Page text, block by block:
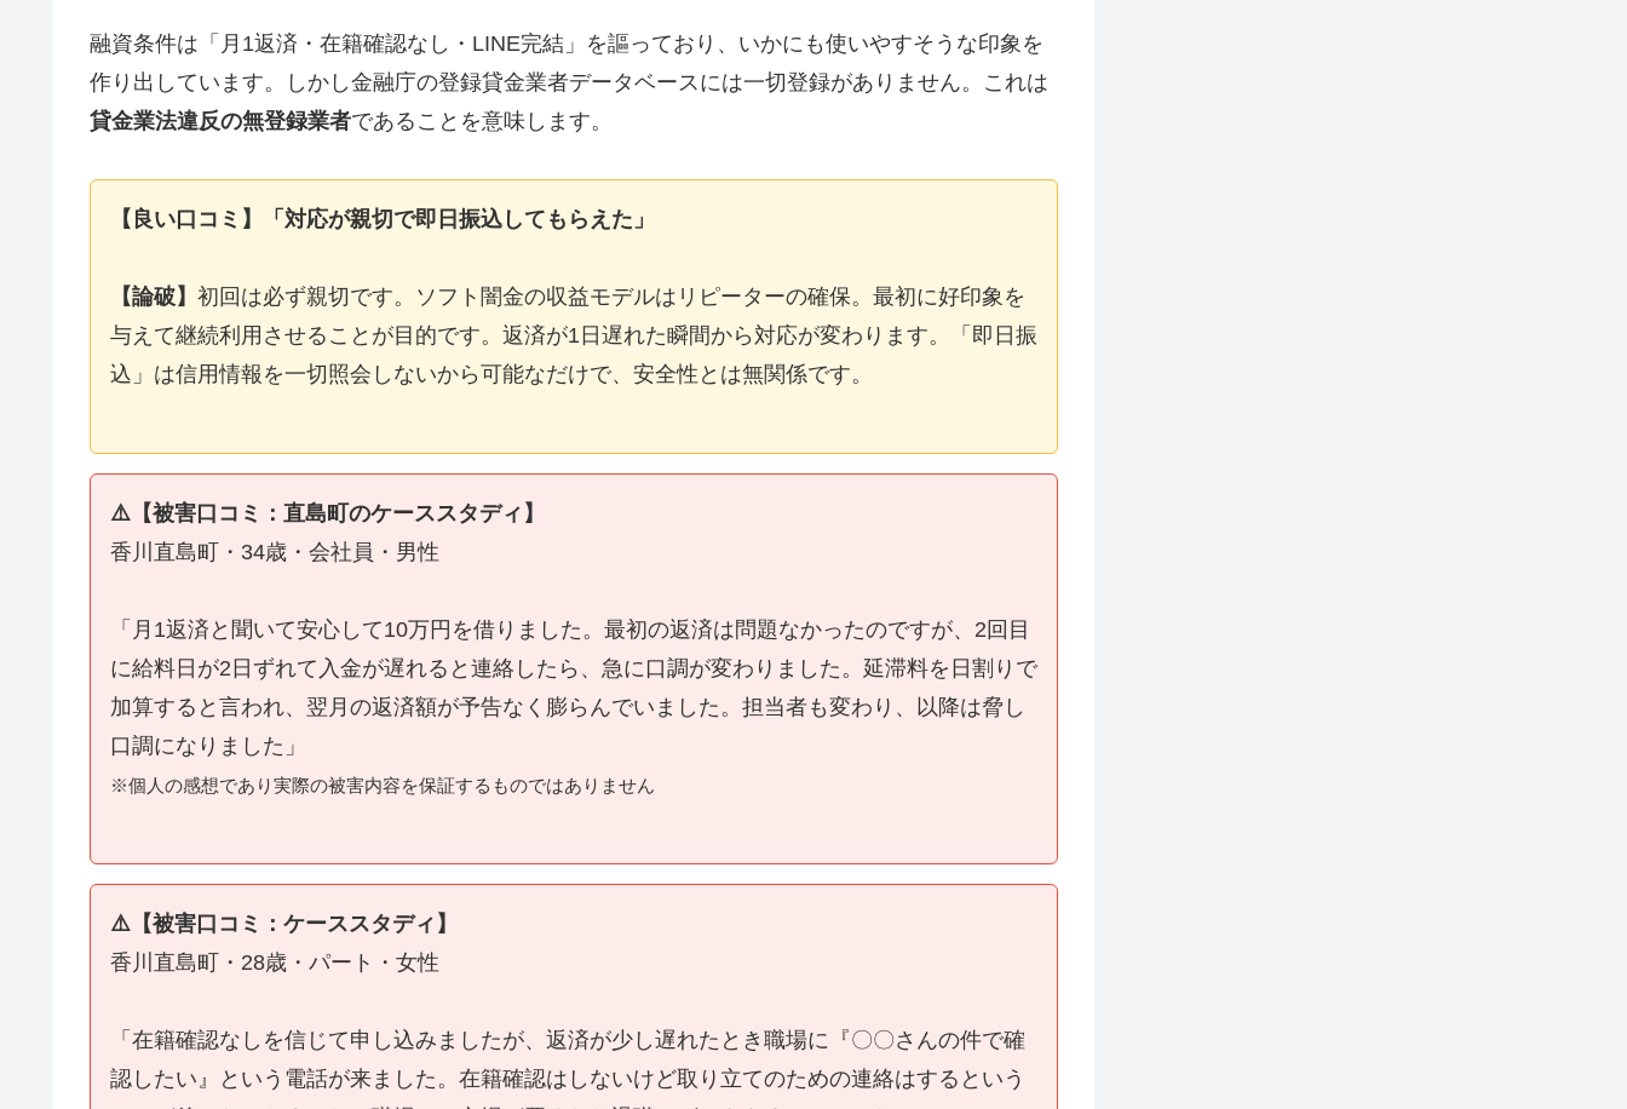
融資条件は「月1返済・在籍確認なし・LINE完結」を謳っており、いかにも使いやすそうな印象を
作り出しています。しかし金融庁の登録貸金業者データベースには一切登録がありません。これは
貸金業法違反の無登録業者であることを意味します。
【良い口コミ】「対応が親切で即日振込してもらえた」
【論破】 初回は必ず親切です。ソフト闇金の収益モデルはリピーターの確保。最初に好印象を
与えて継続利用させることが目的です。返済が1日遅れた瞬間から対応が変わります。「即日振
込」は信用情報を一切照会しないから可能なだけで、安全性とは無関係です。
⚠️【被害口コミ：直島町のケーススタディ】
香川直島町・34歳・会社員・男性
「月1返済と聞いて安心して10万円を借りました。最初の返済は問題なかったのですが、2回目
に給料日が2日ずれて入金が遅れると連絡したら、急に口調が変わりました。延滞料を日割りで
加算すると言われ、翌月の返済額が予告なく膨らんでいました。担当者も変わり、以降は脅し
口調になりました」
※個人の感想であり実際の被害内容を保証するものではありません
⚠️【被害口コミ：ケーススタディ】
香川直島町・28歳・パート・女性
「在籍確認なしを信じて申し込みましたが、返済が少し遅れたとき職場に『〇〇さんの件で確
認したい』という電話が来ました。在籍確認はしないけど取り立てのための連絡はするという